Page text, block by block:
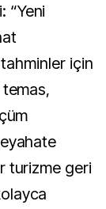
“Yeni
tahminler için
temas,
turizme geri